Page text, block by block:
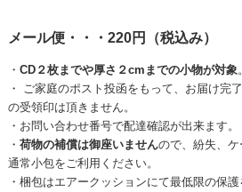
メール便・・・220円（税込み）
・ CD２枚までや厚さ２cmまでの小物が対象 。
・ ご家庭のポスト投函をもって、お届け完
の受領印は頂きません。
・お問い合わせ番号で配達確認が出来ます。
・ 荷物の補償は御座いませんので、紛失、
通常小包をご利用ください。
・梱包はエアークッションにて最低限の保護